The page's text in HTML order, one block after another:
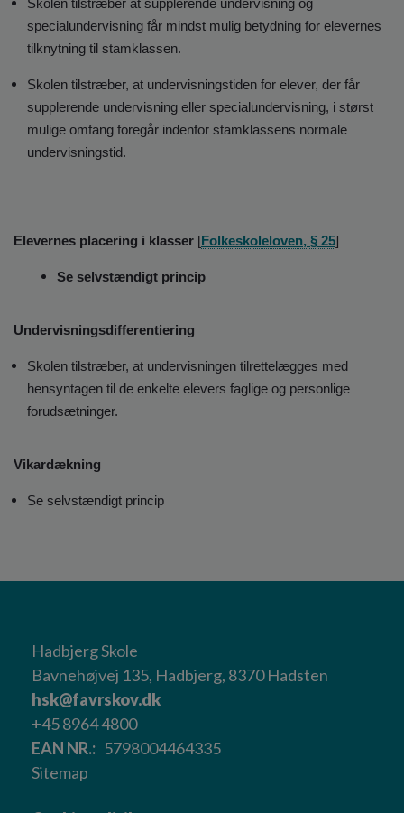
Skolen tilstræber at supplerende undervisning og
specialundervisning får mindst mulig betydning for elevernes
tilknytning til stamklassen.
Skolen tilstræber, at undervisningstiden for elever, der får
supplerende undervisning eller specialundervisning, i størst
mulige omfang foregår indenfor stamklassens normale
undervisningstid.
Elevernes placering i klasser [Folkeskoleloven, § 25]
Se selvstændigt princip
Undervisningsdifferentiering
Skolen tilstræber, at undervisningen tilrettelægges med
hensyntagen til de enkelte elevers faglige og personlige
forudsætninger.
Vikardækning
Se selvstændigt princip
Hadbjerg Skole
Bavnehøjvej 135, Hadbjerg, 8370 Hadsten
hsk@favrskov.dk
+45 8964 4800
EAN NR.
5798004464335
Sitemap